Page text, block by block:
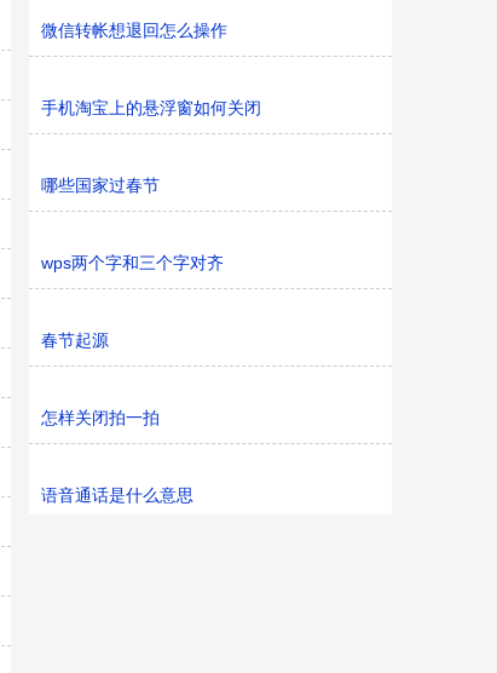
微信转帐想退回怎么操作
手机淘宝上的悬浮窗如何关闭
哪些国家过春节
wps两个字和三个字对齐
春节起源
怎样关闭拍一拍
语音通话是什么意思